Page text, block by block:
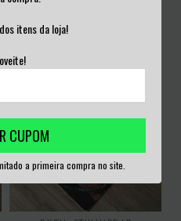
itens da loja!
CUPOM
a primeira compra no site.
R$150,00